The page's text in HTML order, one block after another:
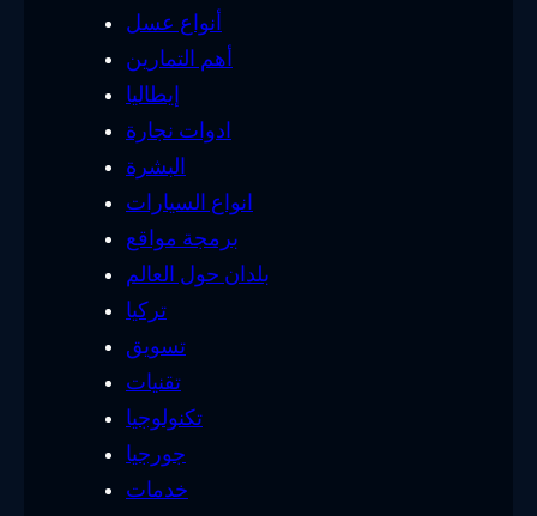
أنواع عسل
أهم التمارين
إيطاليا
ادوات نجارة
البشرة
انواع السيارات
برمجة مواقع
بلدان حول العالم
تركيا
تسويق
تقنيات
تكنولوجيا
جورجيا
خدمات